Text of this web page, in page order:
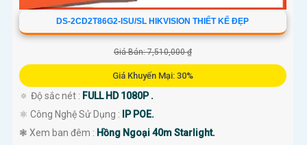
DS-2CD2T86G2-ISU/SL HIKVISION THIẾT KẾ ĐẸP
Giá Bán: 7,510,000 ₫
Giá Khuyến Mại: 30%
🔅 Độ sắc nét : FULL HD 1080P .
⚛️ Công Nghệ Sử Dụng :
IP POE.
❃ Xem ban đêm : Hồng Ngoại 40m Starlight.